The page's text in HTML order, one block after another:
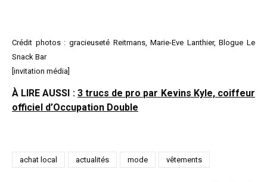
Crédit photos : gracieuseté Reitmans, Marie-Eve Lanthier, Blogue Le
Snack Bar
[invitation média]
À LIRE AUSSI : 3 trucs de pro par Kevins Kyle, coiffeur
officiel d’Occupation Double
achat local actualités mode vêtements